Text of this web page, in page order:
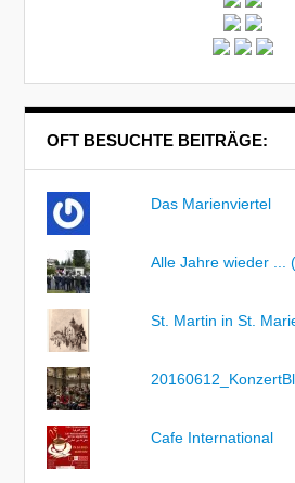
OFT BESUCHTE BEITRÄGE:
Das Marienviertel
Alle Jahre wieder ...
St. Martin in St.
Cafe International